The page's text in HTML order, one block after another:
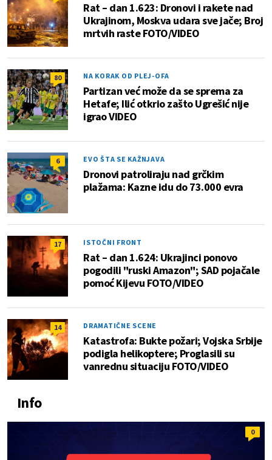
Rat – dan 1.623: Dronovi i rakete nad
Ukrajinom, Moskva udara sve jače; Broj
mrtvih raste FOTO/VIDEO
80 NA KORAK OD PLEJ-OFA
Partizan već može da se sprema za
Hetafe; Ilić otkrio zašto Ugrešić nije
igrao VIDEO
6 EVO ŠTA SE KAŽNJAVA
Dronovi patroliraju nad grčkim
plažama: Kazne idu do 73.000 evra
17 ISTOČNI FRONT
Rat – dan 1.624: Ukrajinci ponovo
pogodili "ruski Amazon"; SAD pojačale
pomoć Kijevu FOTO/VIDEO
14 DRAMATIČNE SCENE
Katastrofa: Bukte požari; Vojska Srbije
podigla helikoptere; Proglasili su
vanrednu situaciju FOTO/VIDEO
Info
0